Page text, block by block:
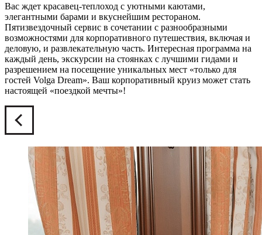
Вас ждет красавец-теплоход с уютными каютами,
элегантными барами и вкуснейшим рестораном.
Пятизвездочный сервис в сочетании с разнообразными
возможностями для корпоративного путешествия, включая и
деловую, и развлекательную часть. Интересная программа на
каждый день, экскурсии на стоянках с лучшими гидами и
разрешением на посещение уникальных мест «только для
гостей Volga Dream». Ваш корпоративный круиз может стать
настоящей «поездкой мечты»!